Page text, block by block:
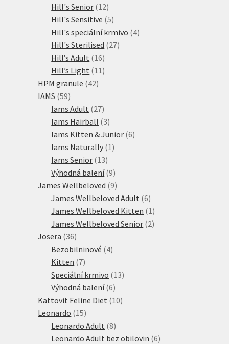
Hill's Senior 1212
produktů
Hill's Sensitive 55
produktů
Hill's speciální krmivo 44
Hill's Sterilised 2727
Hill’s Adult 1616
produktů
Hill’s Light 11 11
HPM granule 4242
IAMS 5959
produktů
Iams Adult 2727
produktů
Iams Hairball 33
produkty
Iams Kitten & Junior 66
Iams Naturally 1 1
Iams Senior 1313
produktů
Výhodná balení 99
produktů
James Wellbeloved 99
produktů
James Wellbeloved Adult 66
produktů
James Wellbeloved Kitten 1 1
produkt
James Wellbeloved Senior 22
Josera 3636
produktů
Bezobilninové 44
Kitten 77
produktů
Speciální krmivo 1313
Výhodná balení 66
produktů
Kattovit Feline Diet 1010
Leonardo 1515
produktů
Leonardo Adult 88
produktů
Leonardo Adult bez obilovin 66